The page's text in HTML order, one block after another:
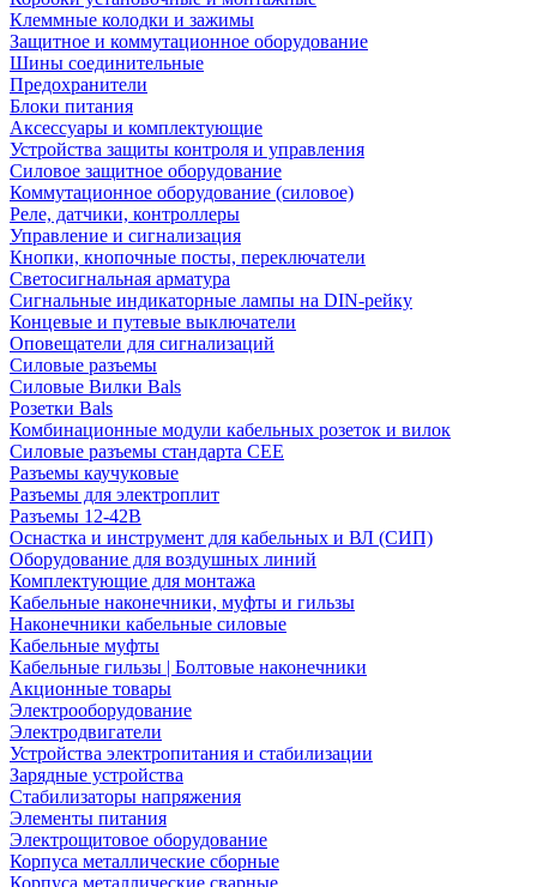
Клеммные колодки и зажимы
Защитное и коммутационное оборудование
Шины соединительные
Предохранители
Блоки питания
Аксессуары и комплектующие
Устройства защиты контроля и управления
Силовое защитное оборудование
Коммутационное оборудование (силовое)
Реле, датчики, контроллеры
Управление и сигнализация
Кнопки, кнопочные посты, переключатели
Светосигнальная арматура
Сигнальные индикаторные лампы на DIN-рейку
Концевые и путевые выключатели
Оповещатели для сигнализаций
Силовые разъемы
Силовые Вилки Bals
Розетки Bals
Комбинационные модули кабельных розеток и вилок
Силовые разъемы стандарта CEE
Разъемы каучуковые
Разъемы для электроплит
Разъемы 12-42В
Оснастка и инструмент для кабельных и ВЛ (СИП)
Оборудование для воздушных линий
Комплектующие для монтажа
Кабельные наконечники, муфты и гильзы
Наконечники кабельные силовые
Кабельные муфты
Кабельные гильзы | Болтовые наконечники
Акционные товары
Электрооборудование
Электродвигатели
Устройства электропитания и стабилизации
Зарядные устройства
Стабилизаторы напряжения
Элементы питания
Электрощитовое оборудование
Корпуса металлические сборные
Корпуса металлические сварные